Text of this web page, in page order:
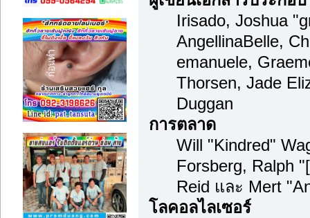
Irisado, Joshua
AngellinaBelle,
emanuele,
Thorsen, Jade
Duggan
การตลาด
Will "Kindred"
Forsberg, Ralph
Reid และ Mert
โลคอลไลเซอร์